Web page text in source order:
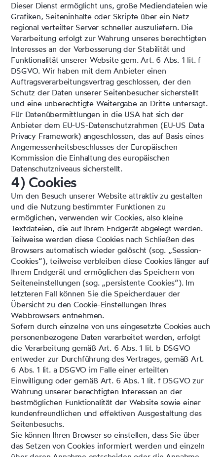
Dieser Dienst ermöglicht uns, große Mediendateien wie
Grafiken, Seiteninhalte oder Skripte über ein Netz
regional verteilter Server schneller auszuliefern. Die
Verarbeitung erfolgt zur Wahrung unseres berechtigten
Interesses an der Verbesserung der Stabilität und
Funktionalität unserer Website gem. Art. 6 Abs. 1 lit. f
DSGVO. Wir haben mit dem Anbieter einen
Auftragsverarbeitungsvertrag geschlossen, der den
Schutz der Daten unserer Seitenbesucher sicherstellt
und eine unberechtigte Weitergabe an Dritte untersagt.
Für Datenübermittlungen in die USA hat sich der
Anbieter dem EU-US-Datenschutzrahmen (EU-US Data
Privacy Framework) angeschlossen, das auf Basis eines
Angemessenheitsbeschlusses der Europäischen
Kommission die Einhaltung des europäischen
Datenschutzniveaus sicherstellt.
4) Cookies
Um den Besuch unserer Website attraktiv zu gestalten
und die Nutzung bestimmter Funktionen zu
ermöglichen, verwenden wir Cookies, also kleine
Textdateien, die auf Ihrem Endgerät abgelegt werden.
Teilweise werden diese Cookies nach Schließen des
Browsers automatisch wieder gelöscht (sog. „Session-
Cookies“), teilweise verbleiben diese Cookies länger auf
Ihrem Endgerät und ermöglichen das Speichern von
Seiteneinstellungen (sog. „persistente Cookies“). Im
letzteren Fall können Sie die Speicherdauer der
Übersicht zu den Cookie-Einstellungen Ihres
Webbrowsers entnehmen.
Sofern durch einzelne von uns eingesetzte Cookies auch
personenbezogene Daten verarbeitet werden, erfolgt
die Verarbeitung gemäß Art. 6 Abs. 1 lit. b DSGVO
entweder zur Durchführung des Vertrages, gemäß Art.
6 Abs. 1 lit. a DSGVO im Falle einer erteilten
Einwilligung oder gemäß Art. 6 Abs. 1 lit. f DSGVO zur
Wahrung unserer berechtigten Interessen an der
bestmöglichen Funktionalität der Website sowie einer
kundenfreundlichen und effektiven Ausgestaltung des
Seitenbesuchs.
Sie können Ihren Browser so einstellen, dass Sie über
das Setzen von Cookies informiert werden und einzeln